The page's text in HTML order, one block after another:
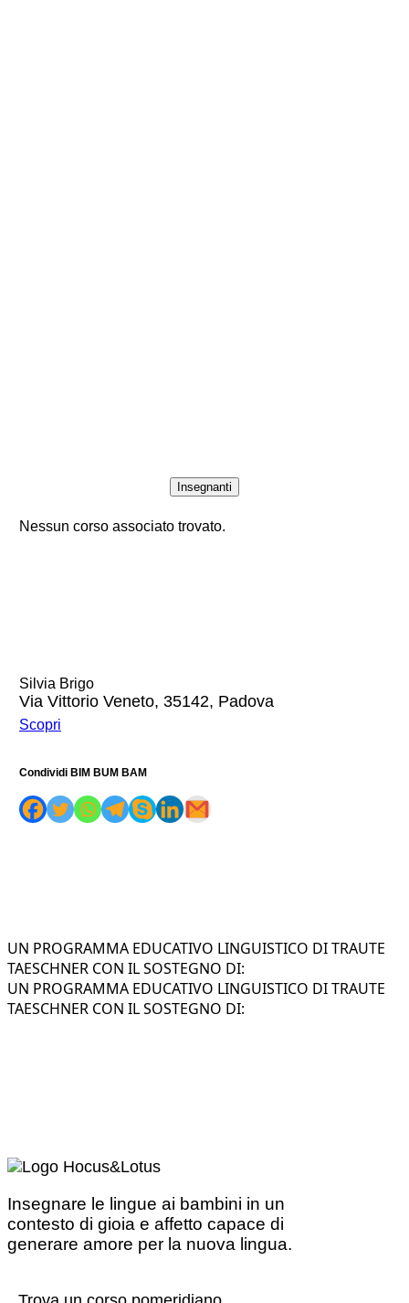
Insegnanti
Nessun corso associato trovato.
Silvia Brigo
Via Vittorio Veneto, 35142, Padova
Scopri
Condividi BIM BUM BAM
UN PROGRAMMA EDUCATIVO LINGUISTICO DI TRAUTE
TAESCHNER CON IL SOSTEGNO DI:
UN PROGRAMMA EDUCATIVO LINGUISTICO DI TRAUTE
TAESCHNER CON IL SOSTEGNO DI:
Insegnare le lingue ai bambini in un
contesto di gioia e affetto capace di
generare amore per la nuova lingua.